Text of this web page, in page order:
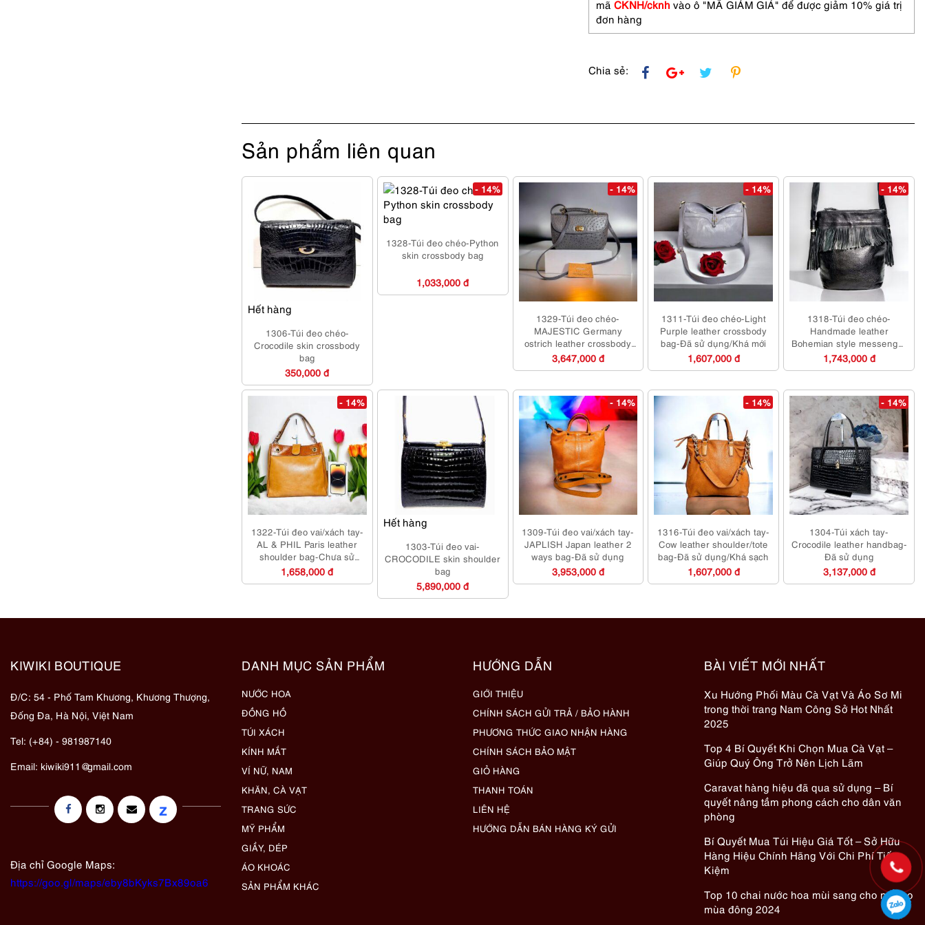
Gần
như
mới
mã CKNH/cknh vào ô "MÃ GIẢM GIÁ" để được giảm 10% giá trị
đơn hàng
Chia sẻ:
Sản phẩm liên quan
Hết hàng
1306-Túi đeo chéo-
Crocodile skin crossbody
bag
350,000 đ
- 14%
1328-Túi đeo chéo-Python
skin crossbody bag
1,033,000 đ
- 14%
1329-Túi đeo chéo-
MAJESTIC Germany
ostrich leather crossbody
bag-Đã sử dụng
3,647,000 đ
- 14%
1311-Túi đeo chéo-Light
Purple leather crossbody
bag-Đã sử dụng/Khá mới
1,607,000 đ
- 14%
1318-Túi đeo chéo-
Handmade leather
Bohemian style messenger
bag-Đã sử dụng/Khá sạch
1,743,000 đ
- 14%
1322-Túi đeo vai/xách tay-
AL & PHIL Paris leather
shoulder bag-Chưa sử
dụng/Khá sạch
1,658,000 đ
Hết hàng
1303-Túi đeo vai-
CROCODILE skin shoulder
bag
5,890,000 đ
- 14%
1309-Túi đeo vai/xách tay-
JAPLISH Japan leather 2
ways bag-Đã sử dụng
3,953,000 đ
- 14%
1316-Túi đeo vai/xách tay-
Cow leather shoulder/tote
bag-Đã sử dụng/Khá sạch
1,607,000 đ
- 14%
1304-Túi xách tay-
Crocodile leather handbag-
Đã sử dụng
3,137,000 đ
KIWIKI BOUTIQUE
Đ/C: 54 - Phố Tam Khương, Khương Thượng,
Đống Đa, Hà Nội, Việt Nam
Tel: (+84) - 981987140
Email: kiwiki911@gmail.com
z
Địa chỉ Google Maps:
https://goo.gl/maps/eby8bKyks7Bx89oa6
DANH MỤC SẢN PHẨM
NƯỚC HOA
ĐỒNG HỒ
TÚI XÁCH
KÍNH MẮT
VÍ NỮ, NAM
KHĂN, CÀ VẠT
TRANG SỨC
MỸ PHẨM
GIẦY, DÉP
ÁO KHOÁC
SẢN PHẨM KHÁC
HƯỚNG DẪN
GIỚI THIỆU
CHÍNH SÁCH GỬI TRẢ / BẢO HÀNH
PHƯƠNG THỨC GIAO NHẬN HÀNG
CHÍNH SÁCH BẢO MẬT
GIỎ HÀNG
THANH TOÁN
LIÊN HỆ
HƯỚNG DẪN BÁN HÀNG KÝ GỬI
BÀI VIẾT MỚI NHẤT
Xu Hướng Phối Màu Cà Vạt Và Áo Sơ Mi
trong thời trang Nam Công Sở Hot Nhất
2025
Top 4 Bí Quyết Khi Chọn Mua Cà Vạt –
Giúp Quý Ông Trở Nên Lịch Lãm
Caravat hàng hiệu đã qua sử dụng – Bí
quyết nâng tầm phong cách cho dân văn
phòng
Bí Quyết Mua Túi Hiệu Giá Tốt – Sở Hữu
Hàng Hiệu Chính Hãng Với Chi Phí Tiết
Kiệm
Top 10 chai nước hoa mùi sang cho nữ cho
mùa đông 2024